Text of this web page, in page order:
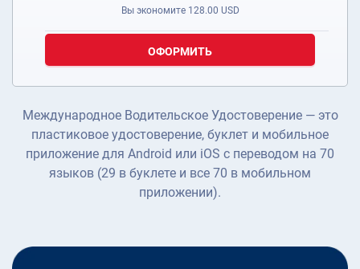
Вы экономите 128.00 USD
ОФОРМИТЬ
Международное Водительское Удостоверение — это
пластиковое удостоверение, буклет и мобильное
приложение для Android или iOS с переводом на 70
языков (29 в буклете и все 70 в мобильном
приложении).